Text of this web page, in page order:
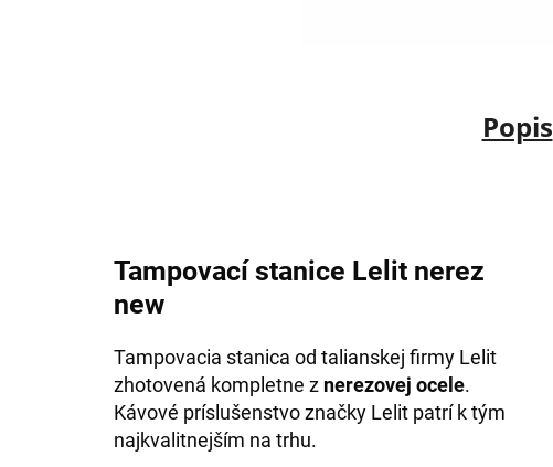
Popis
Tampovací stanice Lelit nerez
new
Tampovacia stanica od talianskej firmy Lelit
zhotovená kompletne z nerezovej ocele.
Kávové príslušenstvo značky Lelit patrí k tým
najkvalitnejším na trhu.